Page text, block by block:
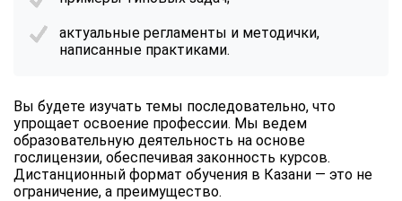
актуальные регламенты и методички,
написанные практиками.
Вы будете изучать темы последовательно, что
упрощает освоение профессии. Мы ведем
образовательную деятельность на основе
гослицензии, обеспечивая законность курсов.
Дистанционный формат обучения в Казани — это не
ограничение, а преимущество.